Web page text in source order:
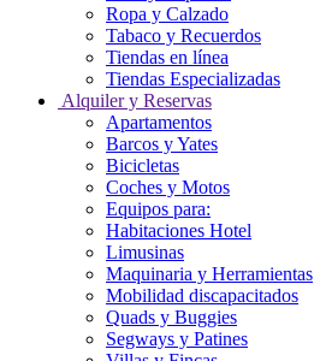
Ropa y Calzado
Tabaco y Recuerdos
Tiendas en línea
Tiendas Especializadas
Alquiler y Reservas
Apartamentos
Barcos y Yates
Bicicletas
Coches y Motos
Equipos para:
Habitaciones Hotel
Limusinas
Maquinaria y Herramientas
Mobilidad discapacitados
Quads y Buggies
Segways y Patines